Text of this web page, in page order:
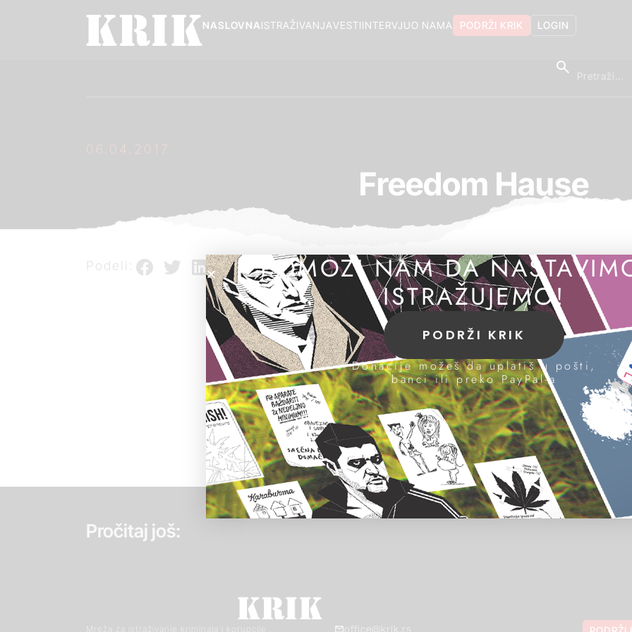
LOGIN
PODRŽI KRIK
O NAMA
INTERVJU
VESTI
ISTRAŽIVANJA
NASLOVNA
06.04.2017.
Freedom Hause
Podeli:
Pročitaj još:
Mreža za istraživanje kriminala i korupcije office@krik.rs
POMOZI NAM DA
ISTRAŽUJEMO!
PODRŽI KRIK
Donacije možeš da uplatiš u pošti,
banci ili preko PayPal-a